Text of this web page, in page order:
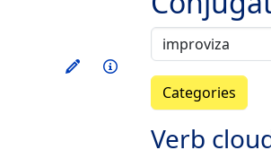
Train this verb
Info
Categories
Verb